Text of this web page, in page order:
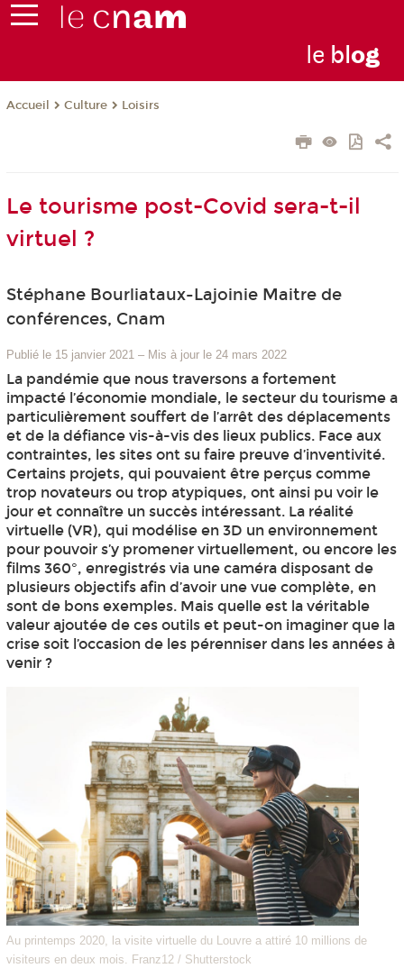
le blog
Accueil Culture Loisirs
Le tourisme post-Covid sera-t-il
virtuel ?
Stéphane Bourliataux-Lajoinie Maitre de
conférences, Cnam
Publié le 15 janvier 2021 – Mis à jour le 24 mars 2022
La pandémie que nous traversons a fortement
impacté l’économie mondiale, le secteur du tourisme a
particulièrement souffert de l’arrêt des déplacements
et de la défiance vis-à-vis des lieux publics. Face aux
contraintes, les sites ont su faire preuve d’inventivité.
Certains projets, qui pouvaient être perçus comme
trop novateurs ou trop atypiques, ont ainsi pu voir le
jour et connaître un succès intéressant. La réalité
virtuelle (VR), qui modélise en 3D un environnement
pour pouvoir s’y promener virtuellement, ou encore les
films 360°, enregistrés via une caméra disposant de
plusieurs objectifs afin d’avoir une vue complète, en
sont de bons exemples. Mais quelle est la véritable
valeur ajoutée de ces outils et peut-on imaginer que la
crise soit l’occasion de les pérenniser dans les années à
venir ?
Au printemps 2020, la visite virtuelle du Louvre a attiré 10 millions de
visiteurs en deux mois. Franz12 / Shutterstock